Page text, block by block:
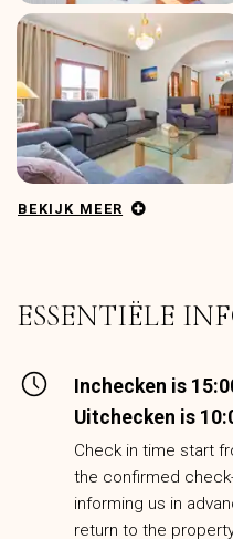
BEKIJK MEER
ESSENTIËLE
Inchecken is
Uitchecken is
Check in time start
the confirmed
informing us in
return to the